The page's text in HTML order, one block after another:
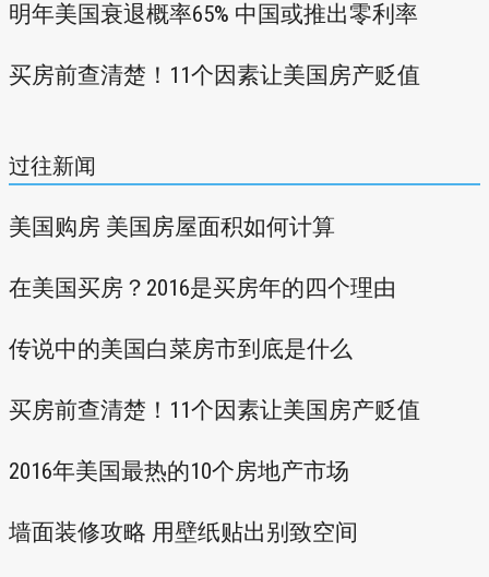
明年美国衰退概率65% 中国或推出零利率
买房前查清楚！11个因素让美国房产贬值
过往新闻
美国购房 美国房屋面积如何计算
在美国买房？2016是买房年的四个理由
传说中的美国白菜房市到底是什么
买房前查清楚！11个因素让美国房产贬值
2016年美国最热的10个房地产市场
墙面装修攻略 用壁纸贴出别致空间